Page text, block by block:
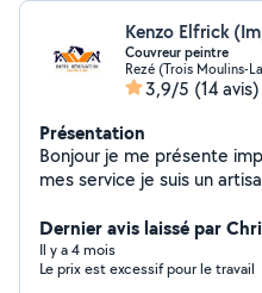
Kenzo Elfrick
Couvreur peintre
Rezé (Trois Moulins-
3,9/5 (14 avis)
Présentation
Bonjour je me présente
mes service je suis un artisan multi-
rénovation Vérification de toiture gratuit Nettoyage
toitures Nettoyage façade Nettoyage pignon
Nettoyage muret Nettoyage dallage Nettoyage
Dernier avis laissé par
Il y a 4 mois
Le prix est excessif pour le travail